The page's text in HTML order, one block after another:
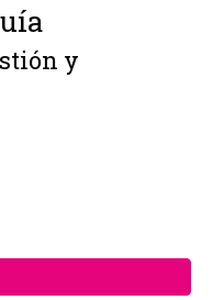
y